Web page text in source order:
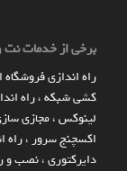
برخی از خدمات
راه اندازي فروشگاه
کشی شبکه،راه
لینوکس،مجازی
اکسچنج سرور ،راه
دایرکتوری،نصب و